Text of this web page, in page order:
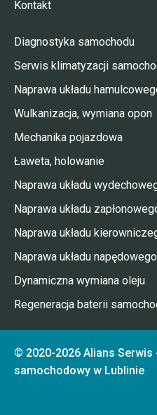
Kontakt
Diagnostyka samochodu
Serwis klimatyzacji
Naprawa układu
Wulkanizacja, wymiana opon
Mechanika pojazdowa
Ławeta, holowanie
Naprawa układu
Naprawa układu
Naprawa układu
Naprawa układu napędowego
Dynamiczna wymiana oleju
Regeneracja baterii
© 2020-2026 Alians
samochodowy w Lublinie